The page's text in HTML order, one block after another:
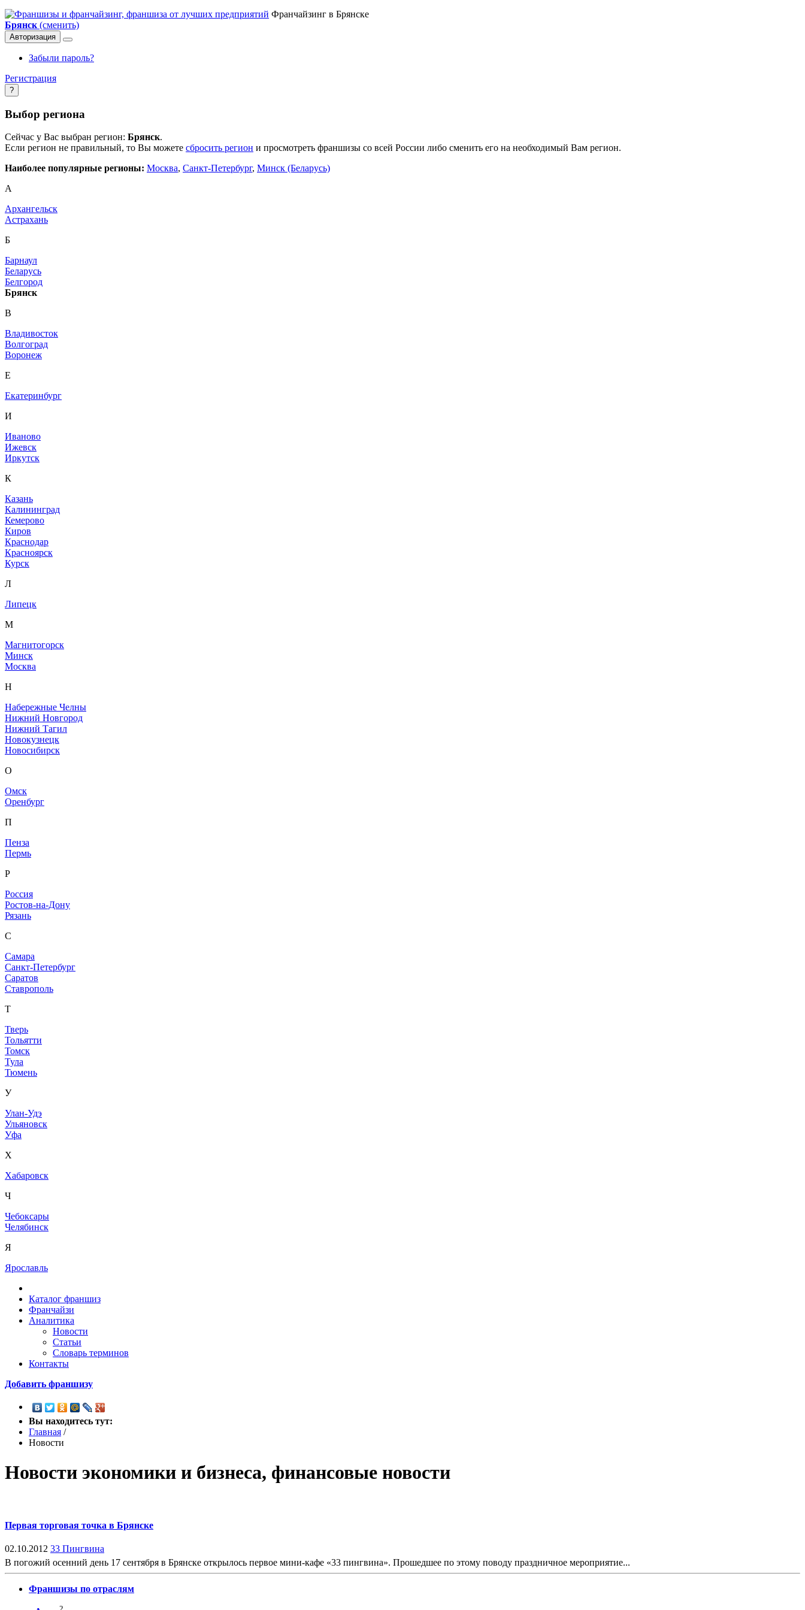
Франчайзинг в Брянске
Брянск (сменить)
Авторизация
Забыли пароль?
Регистрация
?
Выбор региона
Сейчас у Вас выбран регион: Брянск.
Если регион не правильный, то Вы можете сбросить регион и просмотреть франшизы со всей России либо сменить его на необходимый Вам регион.
Наиболее популярные регионы: Москва, Санкт-Петербург, Минск (Беларусь)
А
Архангельск
Астрахань
Б
Барнаул
Беларусь
Белгород
Брянск
В
Владивосток
Волгоград
Воронеж
Е
Екатеринбург
И
Иваново
Ижевск
Иркутск
К
Казань
Калининград
Кемерово
Киров
Краснодар
Красноярск
Курск
Л
Липецк
М
Магнитогорск
Минск
Москва
Н
Набережные Челны
Нижний Новгород
Нижний Тагил
Новокузнецк
Новосибирск
О
Омск
Оренбург
П
Пенза
Пермь
Р
Россия
Ростов-на-Дону
Рязань
С
Самара
Санкт-Петербург
Саратов
Ставрополь
Т
Тверь
Тольятти
Томск
Тула
Тюмень
У
Улан-Удэ
Ульяновск
Уфа
Х
Хабаровск
Ч
Чебоксары
Челябинск
Я
Ярославль
Каталог франшиз
Франчайзи
Аналитика
Новости
Статьи
Словарь терминов
Контакты
Добавить франшизу
Вы находитесь тут:
Главная /
Новости
Новости экономики и бизнеса, финансовые новости
Первая торговая точка в Брянске
02.10.2012 33 Пингвина
В погожий осенний день 17 сентября в Брянске открылось первое мини-кафе «33 пингвина». Прошедшее по этому поводу праздничное мероприятие...
Франшизы по отраслям